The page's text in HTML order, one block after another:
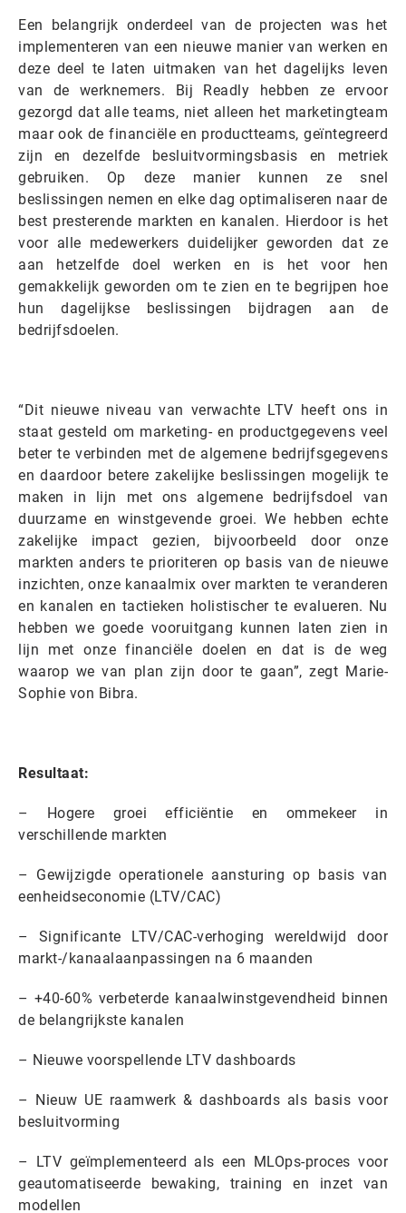
Een belangrijk onderdeel van de projecten was het
implementeren van een nieuwe manier van werken en
deze deel te laten uitmaken van het dagelijks leven
van de werknemers. Bij Readly hebben ze ervoor
gezorgd dat alle teams, niet alleen het marketingteam
maar ook de financiële en productteams, geïntegreerd
zijn en dezelfde besluitvormingsbasis en metriek
gebruiken. Op deze manier kunnen ze snel
beslissingen nemen en elke dag optimaliseren naar de
best presterende markten en kanalen. Hierdoor is het
voor alle medewerkers duidelijker geworden dat ze
aan hetzelfde doel werken en is het voor hen
gemakkelijk geworden om te zien en te begrijpen hoe
hun dagelijkse beslissingen bijdragen aan de
bedrijfsdoelen.
“Dit nieuwe niveau van verwachte LTV heeft ons in
staat gesteld om marketing- en productgegevens veel
beter te verbinden met de algemene bedrijfsgegevens
en daardoor betere zakelijke beslissingen mogelijk te
maken in lijn met ons algemene bedrijfsdoel van
duurzame en winstgevende groei. We hebben echte
zakelijke impact gezien, bijvoorbeeld door onze
markten anders te prioriteren op basis van de nieuwe
inzichten, onze kanaalmix over markten te veranderen
en kanalen en tactieken holistischer te evalueren. Nu
hebben we goede vooruitgang kunnen laten zien in
lijn met onze financiële doelen en dat is de weg
waarop we van plan zijn door te gaan”, zegt Marie-
Sophie von Bibra.
Resultaat:
– Hogere groei efficiëntie en ommekeer in
verschillende markten
– Gewijzigde operationele aansturing op basis van
eenheidseconomie (LTV/CAC)
– Significante LTV/CAC-verhoging wereldwijd door
markt-/kanaalaanpassingen na 6 maanden
– +40-60% verbeterde kanaalwinstgevendheid binnen
de belangrijkste kanalen
– Nieuwe voorspellende LTV dashboards
– Nieuw UE raamwerk & dashboards als basis voor
besluitvorming
– LTV geïmplementeerd als een MLOps-proces voor
geautomatiseerde bewaking, training en inzet van
modellen